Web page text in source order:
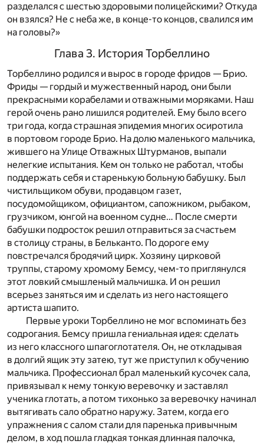
разделался с шестью здоровыми полицейскими? Откуда
он взялся? Не с неба же, в конце-то концов, свалился им
на головы?»
Глава 3. История Торбеллино
Торбеллино родился и вырос в городе фридов — Брио.
Фриды — гордый и мужественный народ, они были
прекрасными корабелами и отважными моряками. Наш
герой очень рано лишился родителей. Ему было всего
три года, когда страшная эпидемия многих осиротила
в портовом городе Брио. На долю маленького мальчика,
жившего на Улице Отважных Штурманов, выпали
нелегкие испытания. Кем он только не работал, чтобы
поддержать себя и старенькую больную бабушку. Был
чистильщиком обуви, продавцом газет,
посудомойщиком, официантом, сапожником, рыбаком,
грузчиком, юнгой на военном судне… После смерти
бабушки подросток решил отправиться за счастьем
в столицу страны, в Бельканто. По дороге ему
повстречался бродячий цирк. Хозяину цирковой
труппы, старому хромому Бемсу, чем-то приглянулся
этот ловкий смышленый мальчишка. И он решил
всерьез заняться им и сделать из него настоящего
артиста шапито.
Первые уроки Торбеллино не мог вспоминать без
содрогания. Бемсу пришла гениальная идея: сделать
из него классного шпагоглотателя. Он, не откладывая
в долгий ящик эту затею, тут же приступил к обучению
мальчика. Профессионал брал маленький кусочек сала,
привязывал к нему тонкую веревочку и заставлял
ученика глотать, а потом тихонько за веревочку начинал
вытягивать сало обратно наружу. Затем, когда его
упражнения с салом стали для паренька привычным
делом, в ход пошла гладкая тонкая длинная палочка,